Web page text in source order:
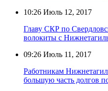
10:26 Июль 12, 2017
Главу СКР по
волокиты с
09:26 Июль 11, 2017
Работникам
большую часть долгов